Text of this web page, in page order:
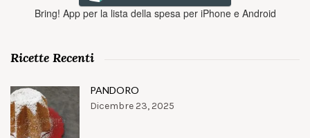
Bring! App per la lista della spesa per iPhone e Android
Ricette Recenti
PANDORO
Dicembre 23, 2025